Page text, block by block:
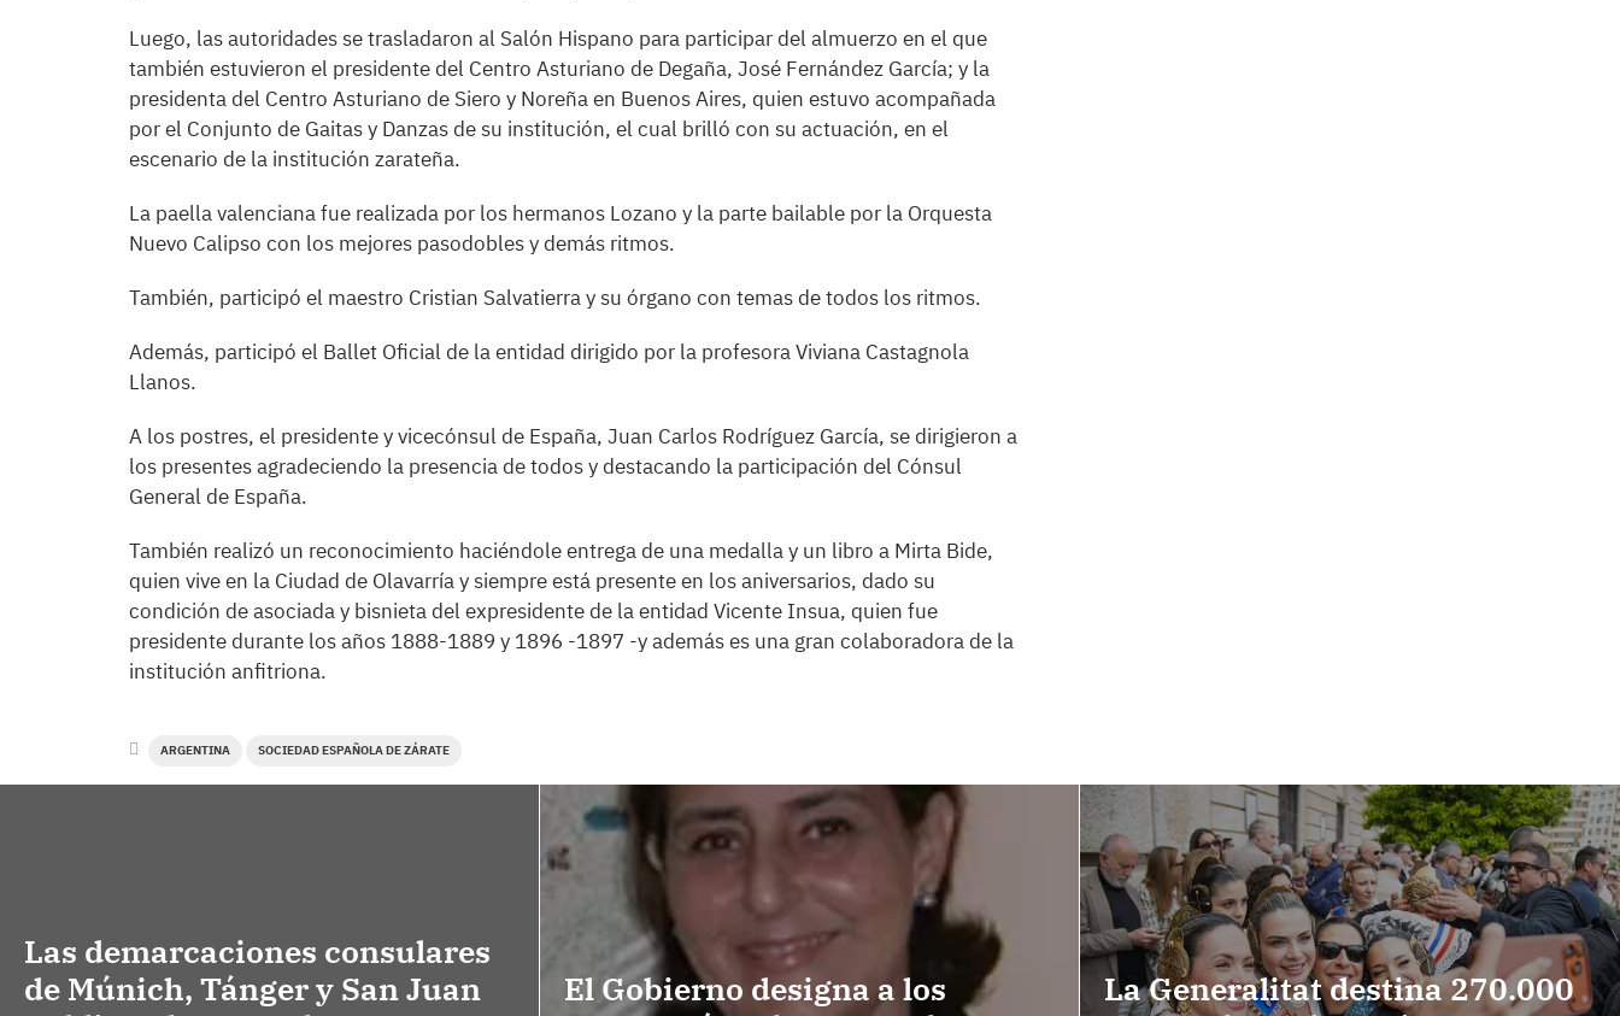
Luego, las autoridades se trasladaron al Salón Hispano para participar del almuerzo en el que
también estuvieron el presidente del Centro Asturiano de Degaña, José Fernández García; y la
presidenta del Centro Asturiano de Siero y Noreña en Buenos Aires, quien estuvo acompañada
por el Conjunto de Gaitas y Danzas de su institución, el cual brilló con su actuación, en el
escenario de la institución zarateña.
La paella valenciana fue realizada por los hermanos Lozano y la parte bailable por la Orquesta
Nuevo Calipso con los mejores pasodobles y demás ritmos.
También, participó el maestro Cristian Salvatierra y su órgano con temas de todos los ritmos.
Además, participó el Ballet Oficial de la entidad dirigido por la profesora Viviana Castagnola
Llanos.
A los postres, el presidente y vicecónsul de España, Juan Carlos Rodríguez García, se dirigieron a
los presentes agradeciendo la presencia de todos y destacando la participación del Cónsul
General de España.
También realizó un reconocimiento haciéndole entrega de una medalla y un libro a Mirta Bide,
quien vive en la Ciudad de Olavarría y siempre está presente en los aniversarios, dado su
condición de asociada y bisnieta del expresidente de la entidad Vicente Insua, quien fue
presidente durante los años 1888-1889 y 1896 -1897 -y además es una gran colaboradora de la
institución anfitriona.
ARGENTINA SOCIEDAD ESPAÑOLA DE ZÁRATE
Las demarcaciones consulares
de Múnich, Tánger y San Juan
El Gobierno designa a los
La Generalitat destina 270.000